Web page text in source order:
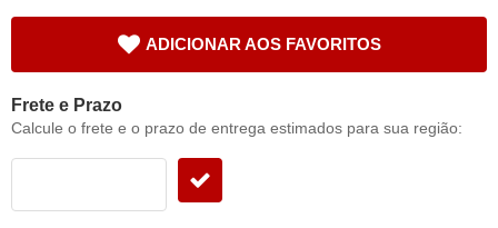
ADICIONAR AOS FAVORITOS
Frete e Prazo
Calcule o frete e o prazo de entrega estimados para sua região: